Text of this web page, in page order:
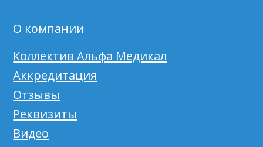
О компании
Коллектив Альфа Медикал
Аккредитация
Отзывы
Реквизиты
Видео